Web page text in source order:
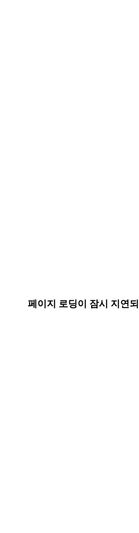
페이지 로딩이 잠시 지연